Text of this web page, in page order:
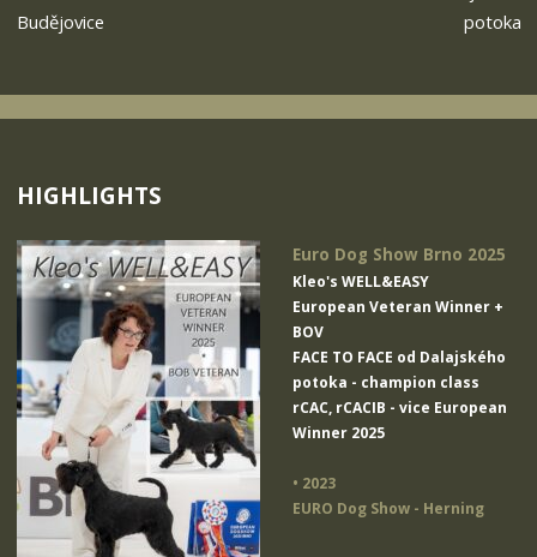
Budějovice
potoka
HIGHLIGHTS
Euro Dog Show Brno 2025
Kleo's WELL&EASY
European Veteran Winner +
BOV
FACE TO FACE od Dalajského
potoka - champion class
rCAC, rCACIB - vice European
Winner 2025
• 2023
EURO Dog Show - Herning